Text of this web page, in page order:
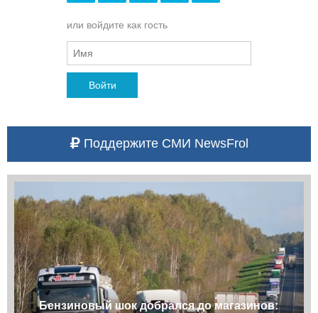
или войдите как гость
Войти
Поддержите СМИ NewsFrol
Бензиновый шок добрался до магазинов: